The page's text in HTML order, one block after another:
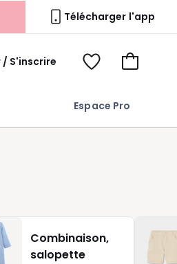
Télécharger l'app
Espace Pro
/ S'inscrire
Voir
Voir
Combinaison,
salopette